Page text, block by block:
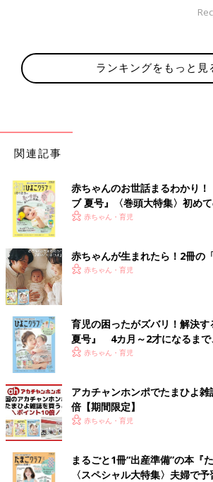
ランキングをもっと見
関連記事
赤ちゃんのお世話まるわかり
ブ 夏号』〈巻頭大特集〉初め
く！ おっぱい・ミルクの基本と
赤ちゃん・育児
赤ちゃんが生まれたら！2冊の
赤ちゃん・育児
育児の困ったがズバリ！解決
夏号』 4カ月～2才になるまで
いっぱい！
赤ちゃん・育児
アカチャンホンポでたまひよ
倍【期間限定】
赤ちゃん・育児
まるごと1冊“出産準備”の本『
〈スペシャル大特集〉夫婦で